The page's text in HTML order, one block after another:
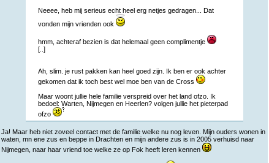
Neeee, heb mij serieus echt heel erg netjes gedragen... Dat
vonden mijn vrienden ook
hmm, achteraf bezien is dat helemaal geen complimentje
[..]
Ah, slim. je rust pakken kan heel goed zijn. Ik ben er ook achter
gekomen dat ik toch best wel moe ben van de Cross
Maar woont jullie hele familie verspreid over het land ofzo. Ik
bedoel: Warten, Nijmegen en Heerlen? volgen jullie het pieterpad
ofzo
Ja! Maar heb niet zoveel contact met de familie welke nu nog leven. Mijn ouders wonen in
waten, mn ene zus en beppe in Drachten en mijn andere zus is in 2005 verhuisd naar
Nijmegen, naar haar vriend toe welke ze op Fok heeft leren kennen